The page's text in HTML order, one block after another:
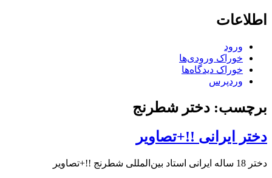
اطلاعات
ورود
خوراک ورودی‌ها
خوراک دیدگاه‌ها
وردپرس
برچسب: دختر شطرنج
دختر ایرانی !!+تصاویر
دختر 18 ساله ایرانی استاد بین‌المللی شطرنج !!+تصاویر